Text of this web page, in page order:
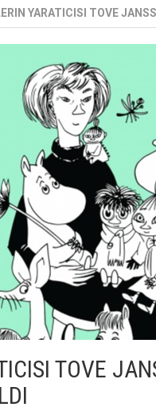
YARATICISI TOVE
TOVE